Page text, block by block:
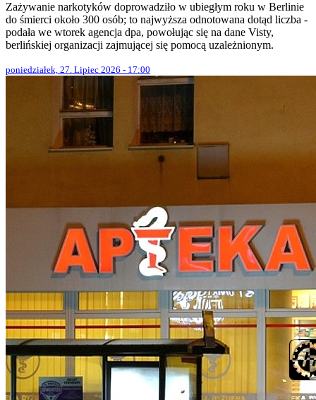
Zażywanie narkotyków doprowadziło w ubiegłym roku w Berlinie
do śmierci około 300 osób; to najwyższa odnotowana dotąd liczba -
podała we wtorek agencja dpa, powołując się na dane Visty,
berlińskiej organizacji zajmującej się pomocą uzależnionym.
poniedziałek, 27. Lipiec 2026 - 17:00